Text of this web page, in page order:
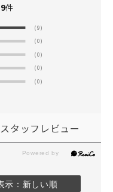
9件
(9)
(0)
(0)
(0)
(0)
スタッフレビュー
示：新しい順